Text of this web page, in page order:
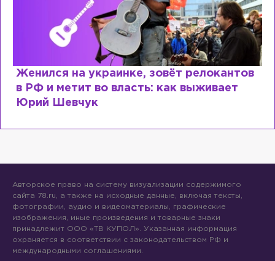
Женился на украинке, зовёт релокантов
в РФ и метит во власть: как выживает
Юрий Шевчук
Авторское право на систему визуализации содержимого
сайта 78.ru, а также на исходные данные, включая тексты,
фотографии, аудио и видеоматериалы, графические
изображения, иные произведения и товарные знаки
принадлежит ООО «ТВ КУПОЛ». Указанная информация
охраняется в соответствии с законодательством РФ и
международными соглашениями.